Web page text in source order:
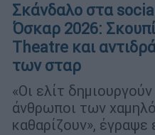
Σκάνδαλο στα
Όσκαρ 2026:
Theatre και
των σταρ
«Οι ελίτ
άνθρωποι των
καθαρίζουν», έγραψε